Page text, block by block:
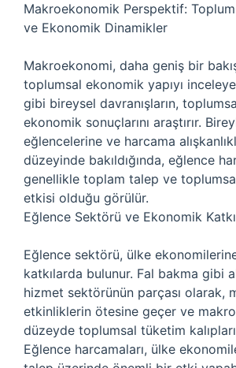
Makroekonomik Perspektif:
ve Ekonomik Dinamikler
Makroekonomi, daha geniş bir
toplumsal ekonomik yapıyı
gibi bireysel davranışların,
ekonomik sonuçlarını araştırır.
eğlencelerine ve harcama
düzeyinde bakıldığında, eğlence
genellikle toplam talep ve
etkisi olduğu görülür.
Eğlence Sektörü ve Ekonomik
Eğlence sektörü, ülke
katkılarda bulunur. Fal bakma gibi
hizmet sektörünün parçası olarak,
etkinliklerin ötesine geçer ve
düzeyde toplumsal tüketim
Eğlence harcamaları, ülke